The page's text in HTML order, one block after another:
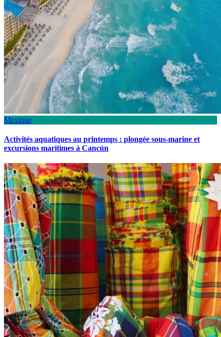
Mexique
Activités aquatiques au printemps : plongée sous-marine et
excursions maritimes à Cancún